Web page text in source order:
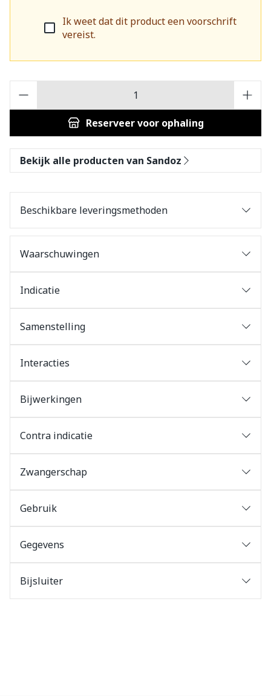
Ik weet dat dit product een voorschrift
vereist.
Reserveervoor ophaling
Bekijk alle producten van Sandoz
Beschikbare leveringsmethoden
Waarschuwingen
Indicatie
Samenstelling
Interacties
Bijwerkingen
Contra indicatie
Zwangerschap
Gebruik
Gegevens
Bijsluiter